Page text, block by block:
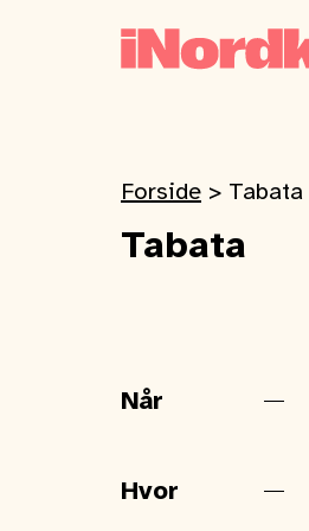
Forside > Tabata
Tabata
Når
Hvor